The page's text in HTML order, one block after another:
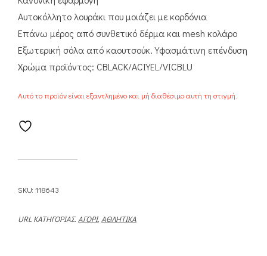
Αυτοκόλλητο λουράκι που μοιάζει με κορδόνια
Επάνω μέρος από συνθετικό δέρμα και mesh κολάρο
Εξωτερική σόλα από καουτσούκ. Υφασμάτινη επένδυση
Χρώμα προϊόντος: CBLACK/ACIYEL/VICBLU
Αυτό το προϊόν είναι εξαντλημένο και μή διαθέσιμο αυτή τη στιγμή.
SKU: 118643
URL ΚΑΤΗΓΟΡΊΑΣ. ΑΓΌΡΙ, ΑΘΛΗΤΙΚΆ